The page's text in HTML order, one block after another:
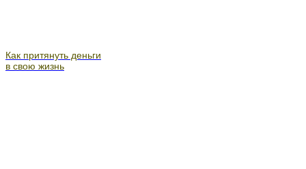
Как притянуть деньги
в свою жизнь